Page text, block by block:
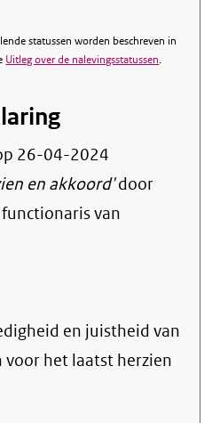
statussen worden beschreven in
Uitleg over de nalevingsstatussen.
26-04-2024
en akkoord'door
van
en juistheid van
voor het laatst herzien